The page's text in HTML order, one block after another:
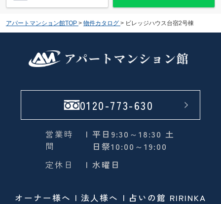
アパートマンション館TOP > 物件カタログ > ビレッジハウス台宿2号棟
0120-773-630
営業時
間
| 平日9:30～18:30 土
日祭10:00～19:00
定休日
| 水曜日
オーナー様へ 法人様へ 占いの館 RIRINKA